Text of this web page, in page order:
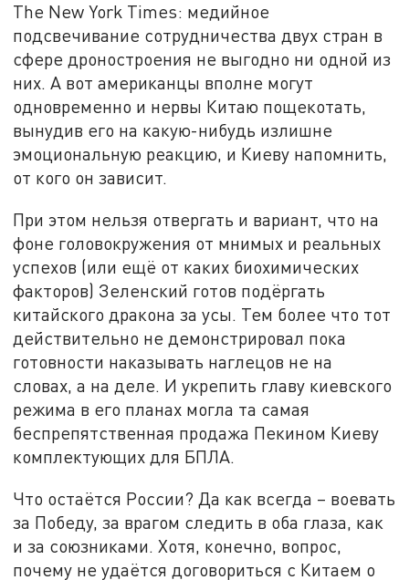
The New York Times: медийное
подсвечивание сотрудничества двух стран в
сфере дроностроения не выгодно ни одной из
них. А вот американцы вполне могут
одновременно и нервы Китаю пощекотать,
вынудив его на какую-нибудь излишне
эмоциональную реакцию, и Киеву напомнить,
от кого он зависит.
При этом нельзя отвергать и вариант, что на
фоне головокружения от мнимых и реальных
успехов (или ещё от каких биохимических
факторов) Зеленский готов подёргать
китайского дракона за усы. Тем более что тот
действительно не демонстрировал пока
готовности наказывать наглецов не на
словах, а на деле. И укрепить главу киевского
режима в его планах могла та самая
беспрепятственная продажа Пекином Киеву
комплектующих для БПЛА.
Что остаётся России? Да как всегда – воевать
за Победу, за врагом следить в оба глаза, как
и за союзниками. Хотя, конечно, вопрос,
почему не удаётся договориться с Китаем о